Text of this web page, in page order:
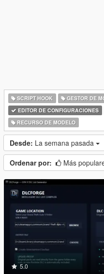
SCRIPT HOOK
GESTOR DE
EDITOR DE CONFIGURACIONES
RECURSO DE MODELO
Desde: La semana pasada
Ordenar por: Más
5.0